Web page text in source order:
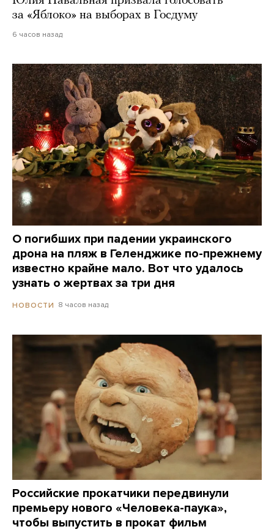
за «Яблоко» на выборах в Госдуму
6 часов назад
О погибших при падении украинского
дрона на пляж в Геленджике по-прежнему
известно крайне мало. Вот что удалось
узнать о жертвах за три дня
НОВОСТИ 8 часов назад
Российские прокатчики передвинули
премьеру нового «Человека-паука»,
чтобы выпустить в прокат фильм